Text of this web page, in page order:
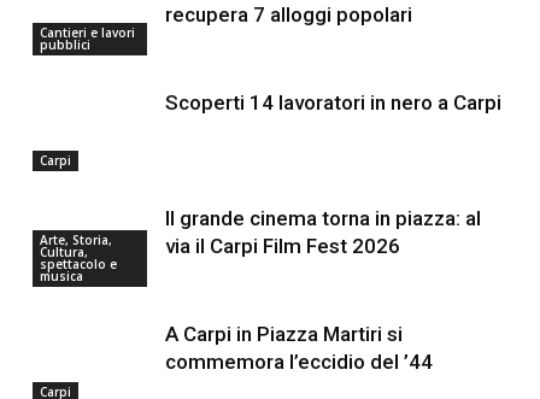
Cantieri e lavori
pubblici
recupera 7 alloggi popolari
Carpi
Scoperti 14 lavoratori in nero a Carpi
Arte, Storia,
Cultura,
spettacolo e
musica
Il grande cinema torna in piazza: al
via il Carpi Film Fest 2026
Carpi
A Carpi in Piazza Martiri si
commemora l’eccidio del ’44